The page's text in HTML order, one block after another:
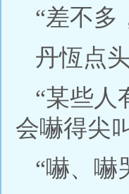
“差不多
丹恆点
“某些人
会嚇得尖
“嚇、嚇